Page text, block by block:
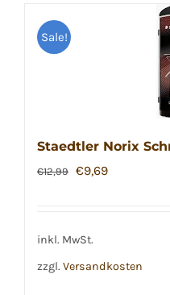
Sale!
Staedtler Norix
€12,99 Ursprünglicher
€12,99
€9,69Aktueller
inkl. MwSt.
zzgl. Versandkosten